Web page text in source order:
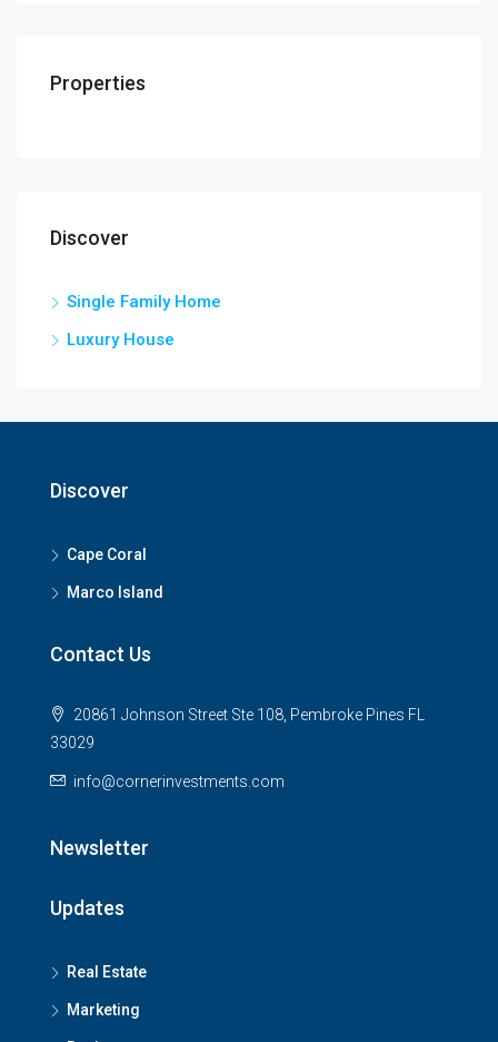
Properties
Discover
Single Family Home
Luxury House
Discover
Cape Coral
Marco Island
Contact Us
20861 Johnson Street Ste 108, Pembroke Pines FL
33029
info@cornerinvestments.com
Newsletter
Updates
Real Estate
Marketing